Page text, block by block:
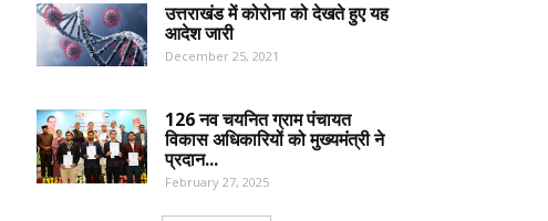
उत्तराखंड में कोरोना को देखते हुए यह
आदेश जारी
December 25, 2021
126 नव चयनित ग्राम पंचायत
विकास अधिकारियों को मुख्यमंत्री ने
प्रदान...
February 27, 2025